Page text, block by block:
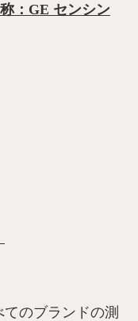
：GE センシン
てのブランドの測